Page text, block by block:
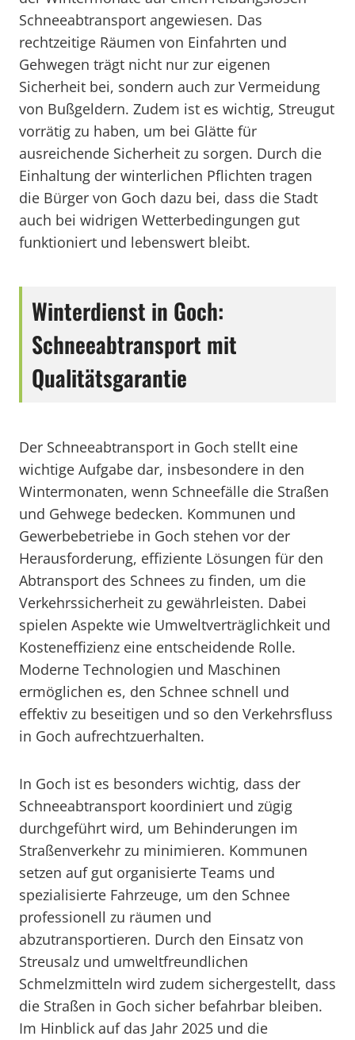
Schneeabtransport angewiesen. Das
rechtzeitige Räumen von Einfahrten und
Gehwegen trägt nicht nur zur eigenen
Sicherheit bei, sondern auch zur Vermeidung
von Bußgeldern. Zudem ist es wichtig, Streugut
vorrätig zu haben, um bei Glätte für
ausreichende Sicherheit zu sorgen. Durch die
Einhaltung der winterlichen Pflichten tragen
die Bürger von Goch dazu bei, dass die Stadt
auch bei widrigen Wetterbedingungen gut
funktioniert und lebenswert bleibt.
Winterdienst in Goch:
Schneeabtransport mit
Qualitätsgarantie
Der Schneeabtransport in Goch stellt eine
wichtige Aufgabe dar, insbesondere in den
Wintermonaten, wenn Schneefälle die Straßen
und Gehwege bedecken. Kommunen und
Gewerbebetriebe in Goch stehen vor der
Herausforderung, effiziente Lösungen für den
Abtransport des Schnees zu finden, um die
Verkehrssicherheit zu gewährleisten. Dabei
spielen Aspekte wie Umweltverträglichkeit und
Kosteneffizienz eine entscheidende Rolle.
Moderne Technologien und Maschinen
ermöglichen es, den Schnee schnell und
effektiv zu beseitigen und so den Verkehrsfluss
in Goch aufrechtzuerhalten.
In Goch ist es besonders wichtig, dass der
Schneeabtransport koordiniert und zügig
durchgeführt wird, um Behinderungen im
Straßenverkehr zu minimieren. Kommunen
setzen auf gut organisierte Teams und
spezialisierte Fahrzeuge, um den Schnee
professionell zu räumen und
abzutransportieren. Durch den Einsatz von
Streusalz und umweltfreundlichen
Schmelzmitteln wird zudem sichergestellt, dass
die Straßen in Goch sicher befahrbar bleiben.
Im Hinblick auf das Jahr 2025 und die